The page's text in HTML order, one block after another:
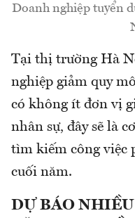
Doanh nghiệp tuyển
Tại thị trường Hà
nghiệp giảm quy
có không ít đơn vị
nhân sự, đây sẽ là
tìm kiếm công việc
cuối năm.
DỰ BÁO